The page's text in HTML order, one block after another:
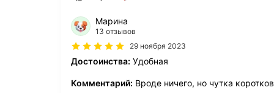
Марина
13 отзывов
29 ноября 2023
Достоинства: Удобная
Комментарий: Вроде ничего, но чутка